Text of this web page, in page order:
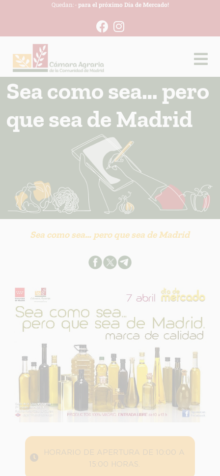
Quedan: -para el próximo Día de Mercado!
Sea como sea… pero
que sea de Madrid
Sea como sea… pero que sea de Madrid
HORARIO DE APERTURA DE 10:00 A
15:00 HORAS.